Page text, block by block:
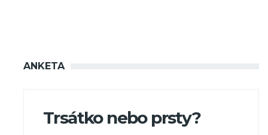
ANKETA
Trsátko nebo prsty?